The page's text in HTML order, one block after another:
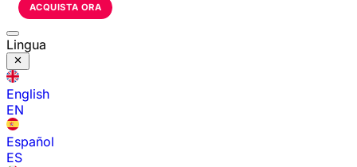
ACQUISTA ORA
Lingua
English
EN
Español
ES